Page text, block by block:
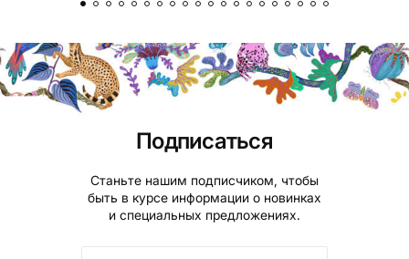
Подписаться
Станьте нашим подписчиком, чтобы
быть в курсе информации о новинках
и специальных предложениях.